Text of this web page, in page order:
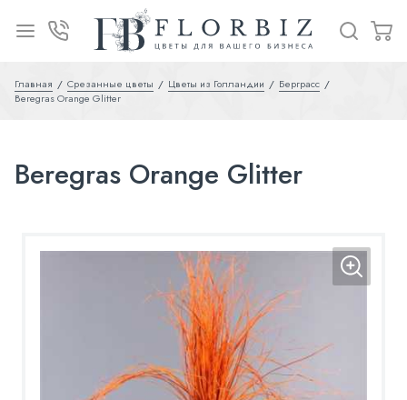
Главная Срезанные цветы Цветы из Голландии
Берграсс
Beregras Orange Glitter
Beregras Orange Glitter